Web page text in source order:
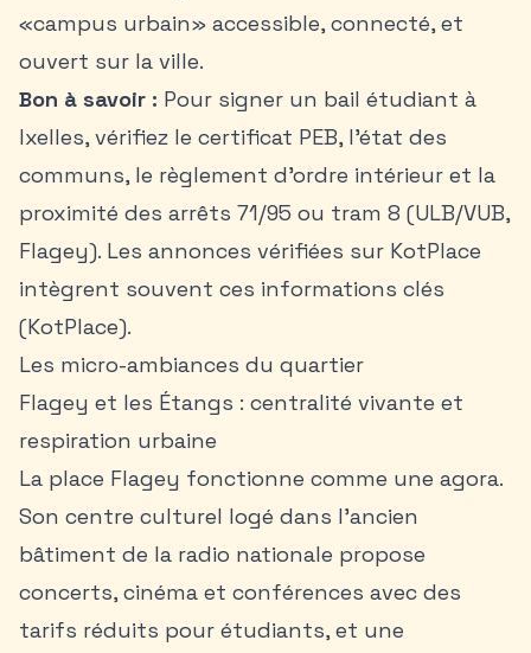
«campus urbain» accessible, connecté, et
ouvert sur la ville.
Bon à savoir : Pour signer un bail étudiant à
Ixelles, vérifiez le certificat PEB, l’état des
communs, le règlement d’ordre intérieur et la
proximité des arrêts 71/95 ou tram 8 (ULB/VUB,
Flagey). Les annonces vérifiées sur KotPlace
intègrent souvent ces informations clés
(KotPlace).
Les micro-ambiances du quartier
Flagey et les Étangs : centralité vivante et
respiration urbaine
La place Flagey fonctionne comme une agora.
Son centre culturel logé dans l’ancien
bâtiment de la radio nationale propose
concerts, cinéma et conférences avec des
tarifs réduits pour étudiants, et une